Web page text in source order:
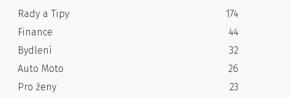
Rady a Tipy
174
Finance
44
Bydlení
32
Auto Moto
26
Pro ženy
23